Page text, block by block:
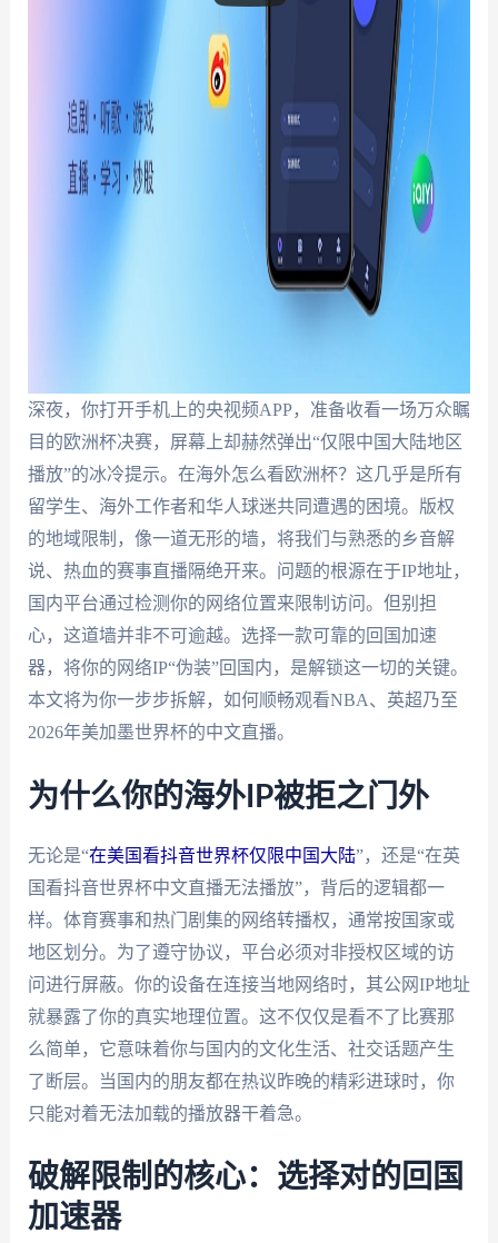
深夜，你打开手机上的央视频APP，准备收看一场万众瞩
目的欧洲杯决赛，屏幕上却赫然弹出“仅限中国大陆地区
播放”的冰冷提示。在海外怎么看欧洲杯？这几乎是所有
留学生、海外工作者和华人球迷共同遭遇的困境。版权
的地域限制，像一道无形的墙，将我们与熟悉的乡音解
说、热血的赛事直播隔绝开来。问题的根源在于IP地址，
国内平台通过检测你的网络位置来限制访问。但别担
心，这道墙并非不可逾越。选择一款可靠的回国加速
器，将你的网络IP“伪装”回国内，是解锁这一切的关键。
本文将为你一步步拆解，如何顺畅观看NBA、英超乃至
2026年美加墨世界杯的中文直播。
为什么你的海外IP被拒之门外
无论是“在美国看抖音世界杯仅限中国大陆”，还是“在英
国看抖音世界杯中文直播无法播放”，背后的逻辑都一
样。体育赛事和热门剧集的网络转播权，通常按国家或
地区划分。为了遵守协议，平台必须对非授权区域的访
问进行屏蔽。你的设备在连接当地网络时，其公网IP地址
就暴露了你的真实地理位置。这不仅仅是看不了比赛那
么简单，它意味着你与国内的文化生活、社交话题产生
了断层。当国内的朋友都在热议昨晚的精彩进球时，你
只能对着无法加载的播放器干着急。
破解限制的核心：选择对的回国
加速器